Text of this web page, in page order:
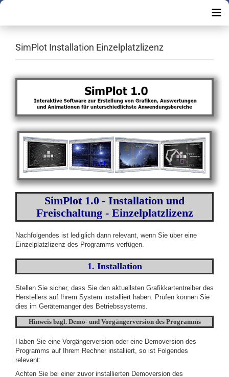
SimPlot Installation Einzelplatzlizenz
SimPlot 1.0 - Installation und
Freischaltung - Einzelplatzlizenz
Nachfolgendes ist lediglich dann relevant, wenn Sie über eine
Einzelplatzlizenz des Programms verfügen.
1. Installation
Stellen Sie sicher, dass Sie den aktuellsten Grafikkartentreiber des
Herstellers auf Ihrem System installiert haben. Prüfen können Sie
dies im Gerätemanger des Betriebssystems.
Hinweis bzgl. Demo- und Vorgängerversion des Programms
Haben Sie eine Vorgängerversion oder eine Demoversion des
Programms auf Ihrem Rechner installiert, so ist Folgendes
relevant:
Achten Sie bei einer zuvor installierten Demoversion des